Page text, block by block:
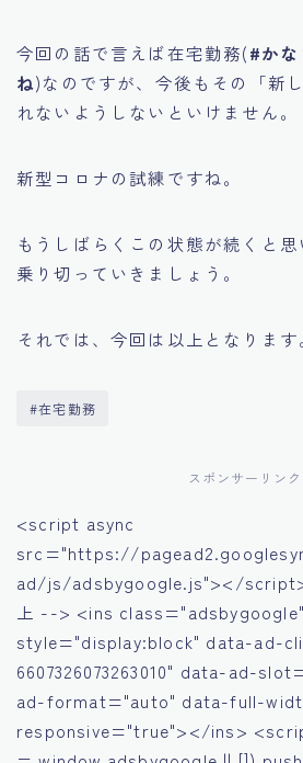
今回の話で言えば在宅勤務(#か
ね)なのですが、今後もその「新
れないようしないといけません。
新型コロナの試練ですね。
もうしばらくこの状態が続くと
乗り切っていきましょう。
それでは、今回は以上となります
#在宅勤務
スポンサーリンク
<script async
src="https://
ad/js/adsbygoogle.js"></
上 --> <ins class="adsbygoogle"
style="display:block" data-ad-
6607326073263010" data-ad-
ad-format="auto" data-full-
responsive="true"></ins>